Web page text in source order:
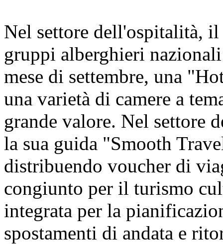
Nel settore dell'ospitalità,
gruppi alberghieri
mese di settembre, una
una varietà di camere a
grande valore. Nel settore
la sua guida "Smooth
distribuendo voucher di
congiunto per il turismo
integrata per la
spostamenti di andata e